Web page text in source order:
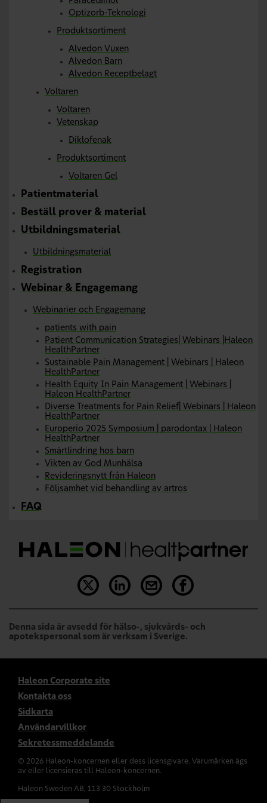
Optizorb-Teknologi
Produktsortiment
Alvedon Vuxen
Alvedon Barn
Alvedon Receptbelagt
Voltaren
Voltaren
Vetenskap
Diklofenak
Produktsortiment
Voltaren Gel
Patientmaterial
Beställ prover & material
Utbildningsmaterial
Utbildningsmaterial
Registration
Webinar & Engagemang
Webinarier och Engagemang
patients with pain
Patient Communication Strategies| Webinars |Haleon
HealthPartner
Sustainable Pain Management | Webinars | Haleon
HealthPartner
Health Equity In Pain Management | Webinars |
Haleon HealthPartner
Diverse Treatments for Pain Relief| Webinars | Haleon
HealthPartner
Europerio 2025 Symposium | parodontax | Haleon
HealthPartner
Smärtlindring hos barn
Vikten av God Munhälsa
Revideringsnytt från Haleon
Följsamhet vid behandling av artros
FAQ
Denna sida är avsedd för hälso-, sjukvårds- och
apotekspersonal som är verksam i Sverige.
Haleon Corporate site
Kontakta oss
Sidkarta
Användarvillkor
Sekretessmeddelande
© 2026 Haleon-koncernen eller dess licensgivare. Varumärken ägs
av eller licensieras till Haleon-koncernen.
Haleon Sweden AB, 113 30 Stockholm